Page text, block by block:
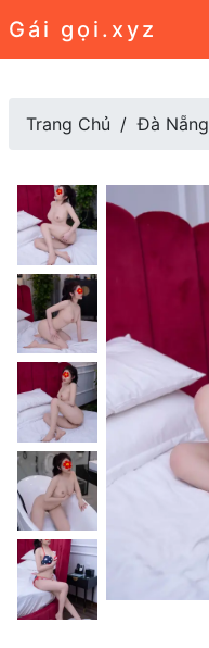
Gái gọi.xyz
Trang Chủ Đà Nẵng